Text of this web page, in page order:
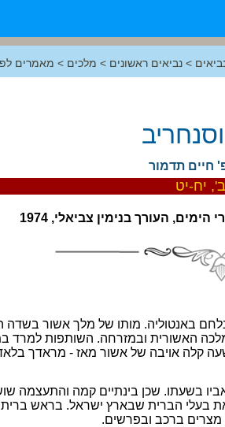
> נביאים ראשונים > מלכים > מאמרים
חיים תדמור
יח-יט
העורך בנימין צביאלי, 1974
נהרג בשנת 705 בשעת מלחמה שנלחם באנטוליה. מותו של
האשורית ובמזרחה. השותפות למרד
קלה אויבה של אשור מאז - מראדך
בשעתו. שכן בינתיים קמה והתעצמה
בעלי הברית שבארץ ישראל. בראש ברית
מצרים ברכב ובפרשים.